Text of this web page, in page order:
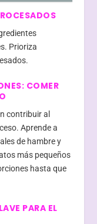
Prioriza
COMER
contribuir al
Aprende a
de hambre y
más pequeños
hasta que
PARA EL